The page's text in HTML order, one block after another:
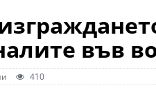
във
410